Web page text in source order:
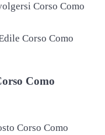
Corso Como
Corso Como
Como
Corso Como